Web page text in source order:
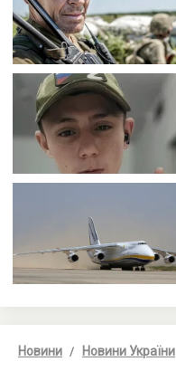
Новини Новини України